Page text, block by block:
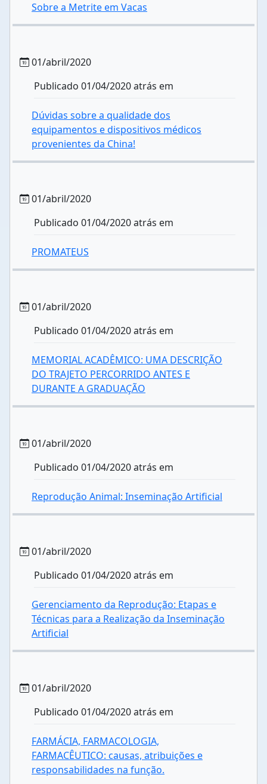
Sobre a Metrite em Vacas
01/abril/2020
Publicado 01/04/2020 atrás em
Dúvidas sobre a qualidade dos
equipamentos e dispositivos médicos
provenientes da China!
01/abril/2020
Publicado 01/04/2020 atrás em
PROMATEUS
01/abril/2020
Publicado 01/04/2020 atrás em
MEMORIAL ACADÊMICO: UMA DESCRIÇÃO
DO TRAJETO PERCORRIDO ANTES E
DURANTE A GRADUAÇÃO
01/abril/2020
Publicado 01/04/2020 atrás em
Reprodução Animal: Inseminação Artificial
01/abril/2020
Publicado 01/04/2020 atrás em
Gerenciamento da Reprodução: Etapas e
Técnicas para a Realização da Inseminação
Artificial
01/abril/2020
Publicado 01/04/2020 atrás em
FARMÁCIA, FARMACOLOGIA,
FARMACÊUTICO: causas, atribuições e
responsabilidades na função.